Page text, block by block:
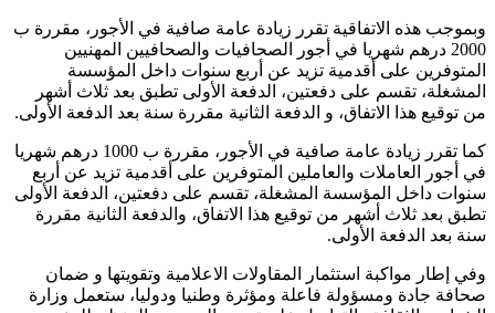
وبموجب هذه الاتفاقية تقرر زيادة عامة صافية في الأجور، مقررة ب
2000 درهم شهريا في أجور الصحافيات والصحافيين المهنيين
المتوفرين على أقدمية تزيد عن أربع سنوات داخل المؤسسة
المشغلة، تقسم على دفعتين، الدفعة الأولى تطبق بعد ثلاث أشهر
من توقيع هذا الاتفاق، و الدفعة الثانية مقررة سنة بعد الدفعة الأولى.
كما تقرر زيادة عامة صافية في الأجور، مقررة ب 1000 درهم شهريا
في أجور العاملات والعاملين المتوفرين على أقدمية تزيد عن أربع
سنوات داخل المؤسسة المشغلة، تقسم على دفعتين، الدفعة الأولى
تطبق بعد ثلاث أشهر من توقيع هذا الاتفاق، والدفعة الثانية مقررة
سنة بعد الدفعة الأولى.
وفي إطار مواكبة استثمار المقاولات الاعلامية وتقويتها و ضمان
صحافة جادة ومسؤولة فاعلة ومؤثرة وطنيا ودوليا، ستعمل وزارة